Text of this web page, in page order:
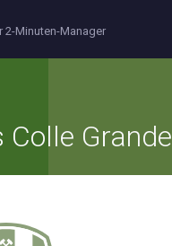
2-Minuten-Manager
Colle Grande